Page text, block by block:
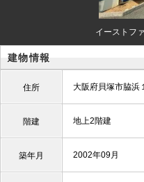
イーストフ
建物情報
住所 大阪府貝塚市脇浜
階建 地上2階建
築年月 2002年09月